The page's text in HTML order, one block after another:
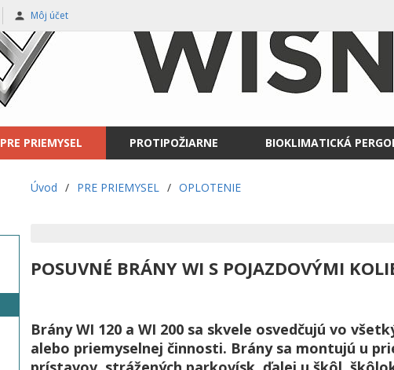
Môj účet
PRE PRIEMYSEL PROTIPOŽIARNE BIOKLIMATICKÁ
Úvod / PRE PRIEMYSEL / OPLOTENIE
POSUVNÉ BRÁNY WI S POJAZDOVÝMI
Brány WI 120 a WI 200 sa skvele osvedčujú vo
alebo priemyselnej činnosti. Brány sa montujú u